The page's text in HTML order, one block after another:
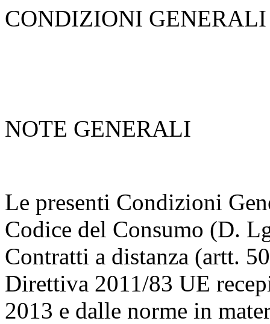
CONDIZIONI
NOTE GENERALI
Le presenti Condizioni
Codice del Consumo (D.
Contratti a distanza (artt.
Direttiva 2011/83 UE
2013 e dalle norme in